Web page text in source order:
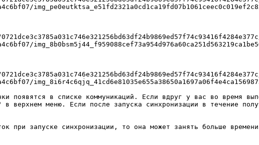
появятся в списке коммуникаций. Если вдруг у вас во время
верхнем меню. Если после запуска синхронизации в течение
при запуске синхронизации, то она может занять больше